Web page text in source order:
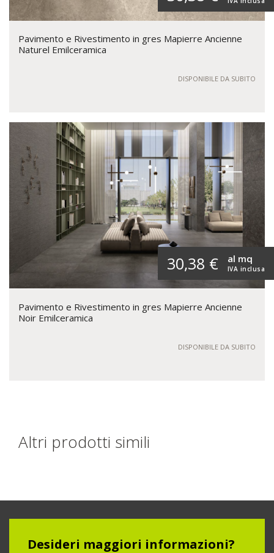
Pavimento e Rivestimento in gres Mapierre Ancienne
Naturel Emilceramica
DISPONIBILE DA SUBITO
30,38 € IVA inclusa
al mq
Pavimento e Rivestimento in gres Mapierre Ancienne
Noir Emilceramica
DISPONIBILE DA SUBITO
Altri prodotti simili
Desideri maggiori informazioni?